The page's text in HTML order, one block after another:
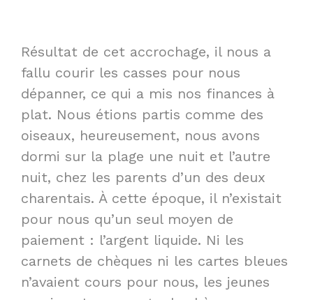
Résultat de cet accrochage, il nous a
fallu courir les casses pour nous
dépanner, ce qui a mis nos finances à
plat. Nous étions partis comme des
oiseaux, heureusement, nous avons
dormi sur la plage une nuit et l’autre
nuit, chez les parents d’un des deux
charentais. À cette époque, il n’existait
pour nous qu’un seul moyen de
paiement : l’argent liquide. Ni les
carnets de chèques ni les cartes bleues
n’avaient cours pour nous, les jeunes